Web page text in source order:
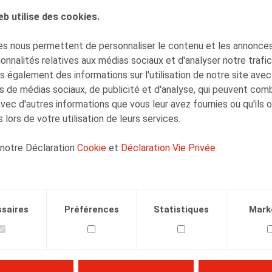
utilise des cookies.
nous permettent de personnaliser le contenu et les
relatives aux médias sociaux et d'analyser notre
également des informations sur l'utilisation de notre site
de médias sociaux, de publicité et d'analyse, qui peuvent
d'autres informations que vous leur avez fournies ou qu'ils
de votre utilisation de leurs services.
Déclaration Cookie et Déclaration Vie Privée
Préférences Statistiques
Amélie Desmadryl
Senior Associate